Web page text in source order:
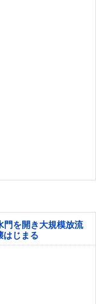
門を開き大規模放流
はじまる